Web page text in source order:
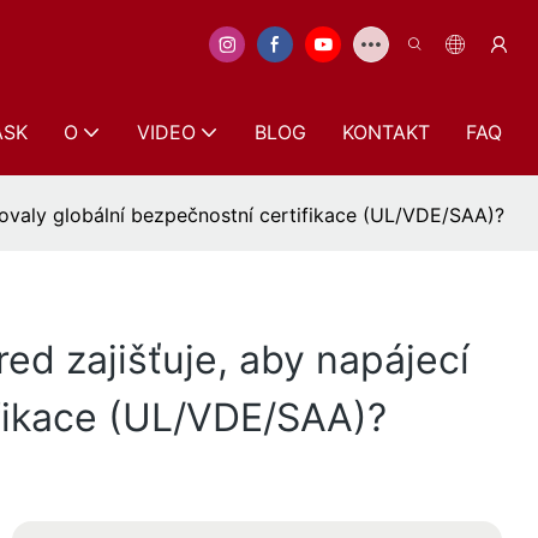
O VIDEO BLOG KONTAKT FAQ
globální bezpečnostní certifikace (UL/VDE/SAA)?
zajišťuje, aby napájecí
(UL/VDE/SAA)?